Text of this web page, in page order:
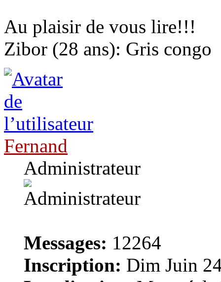
Au plaisir de vous lire!!!
Zibor (28 ans): Gris congo
Fernand
Administrateur
Messages: 12264
Inscription: Dim Juin